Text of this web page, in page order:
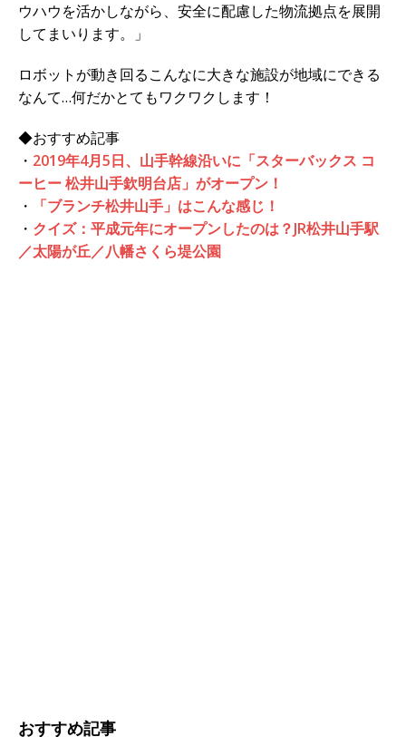
ウハウを活かしながら、安全に配慮した物流拠点を展開
してまいります。」
ロボットが動き回るこんなに大きな施設が地域にできる
なんて…何だかとてもワクワクします！
◆おすすめ記事
・ 2019年4月5日、山手幹線沿いに「スターバックス コ
ーヒー 松井山手欽明台店」がオープン！
・
「ブランチ松井山手」はこんな感じ！
・ クイズ：平成元年にオープンしたのは？JR松井山手駅
／太陽が丘／八幡さくら堤公園
おすすめ記事